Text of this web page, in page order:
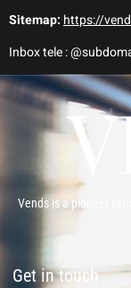
Sitemap:https://
Inbox tele :
Vends is a pioneer
Get in touch